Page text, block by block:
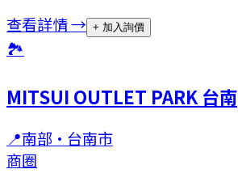
查看詳情 → + 加入詢價
🏞
MITSUI OUTLET PARK 台南
📍南部 · 台南市
商圈